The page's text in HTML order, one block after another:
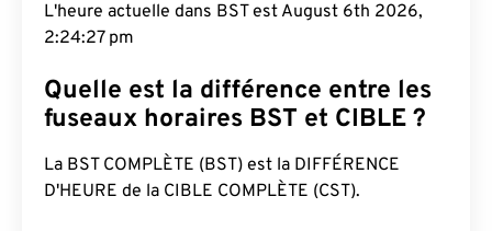
L'heure actuelle dans BST est August 6th 2026,
2:24:28 pm
Quelle est la différence entre les
fuseaux horaires BST et CIBLE ?
La BST COMPLÈTE (BST) est la DIFFÉRENCE
D'HEURE de la CIBLE COMPLÈTE (CST).